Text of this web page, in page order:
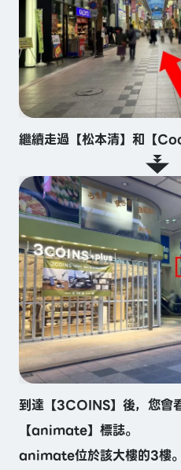
繼續走過【松本清】和【
到達【3COINS】後，您會
【animate】標誌。
animate位於該大樓的3樓。